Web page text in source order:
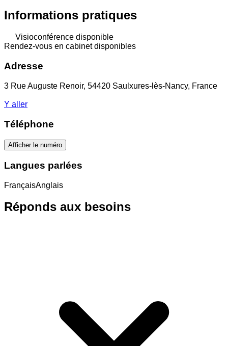
Informations pratiques
Visioconférence disponible
Rendez-vous en cabinet disponibles
Adresse
3 Rue Auguste Renoir, 54420 Saulxures-lès-Nancy, France
Y aller
Téléphone
Afficher le numéro
Langues parlées
FrançaisAnglais
Réponds aux besoins